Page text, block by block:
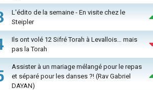
L'édito de la semaine - En visite chez le
Steipler
Ils ont volé 12 Sifré Torah à Levallois… mais
pas la Torah
Assister à un mariage mélangé pour le repas
et séparé pour les danses ?! (Rav Gabriel
DAYAN)